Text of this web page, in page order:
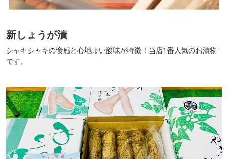
新しょうが漬
シャキシャキの食感と心地よい酸味が特徴！当店1番人気のお漬物
です。